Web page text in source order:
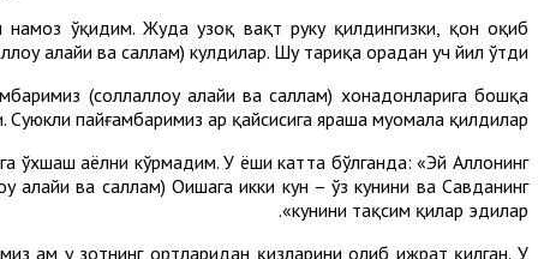
намоз ўқидим. Жуда узоқ вақт руку қилдингизки, қон оқиб
алайҳи ва сал­лам) кулдилар. Шу тариқа орадан уч йил ўтди.
(соллаллоҳу алайҳи ва саллам) хонадон­ларига бошқа
пайғамбаримиз ҳар қайсисига яраша муомала қилдилар.
ўхшаш аёлни кўрмадим. У ёши катта бўлганда: «Эй Аллоҳнинг
алайҳи ва саллам) Оишага икки кун – ўз куни­ни ва Савданинг
кунини тақсим қилар эдилар».
ҳам у зотнинг ортларидан қизларини олиб ҳижрат қилган. У